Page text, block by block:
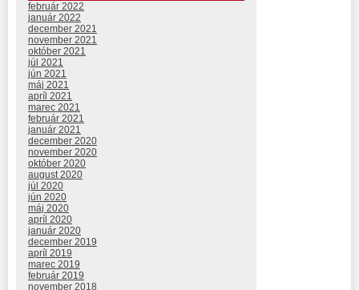
február 2022
január 2022
december 2021
november 2021
október 2021
júl 2021
jún 2021
máj 2021
apríl 2021
marec 2021
február 2021
január 2021
december 2020
november 2020
október 2020
august 2020
júl 2020
jún 2020
máj 2020
apríl 2020
január 2020
december 2019
apríl 2019
marec 2019
február 2019
november 2018